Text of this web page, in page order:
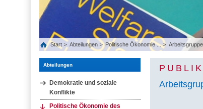
Start Abteilungen Politische Ökonomie ...
Abteilungen
Demokratie und soziale
Konflikte
Politische Ökonomie des